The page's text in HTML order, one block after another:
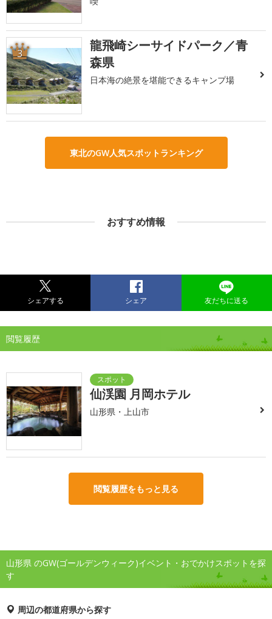
3
龍飛崎シーサイドパーク／青
森県
日本海の絶景を堪能できるキャンプ場
東北のGW人気スポットランキング
おすすめ情報
シェアする シェア 友だちに送る
閲覧履歴
仙渓園 月岡ホテル
山形県・上山市
閲覧履歴をもっと見る
山形県 のGW(ゴールデンウィーク)イベント・おでかけスポットを探
す
周辺の都道府県から探す